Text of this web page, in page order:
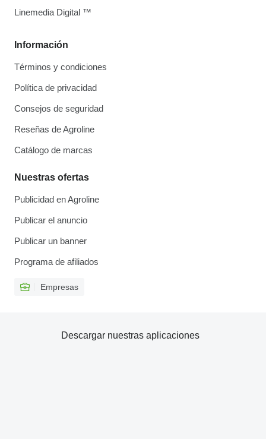
Información
Términos y condiciones
Política de privacidad
Consejos de seguridad
Reseñas de Agroline
Catálogo de marcas
Nuestras ofertas
Publicidad en Agroline
Publicar el anuncio
Publicar un banner
Programa de afiliados
Empresas
Linemedia Digital ™
Descargar nuestras aplicaciones